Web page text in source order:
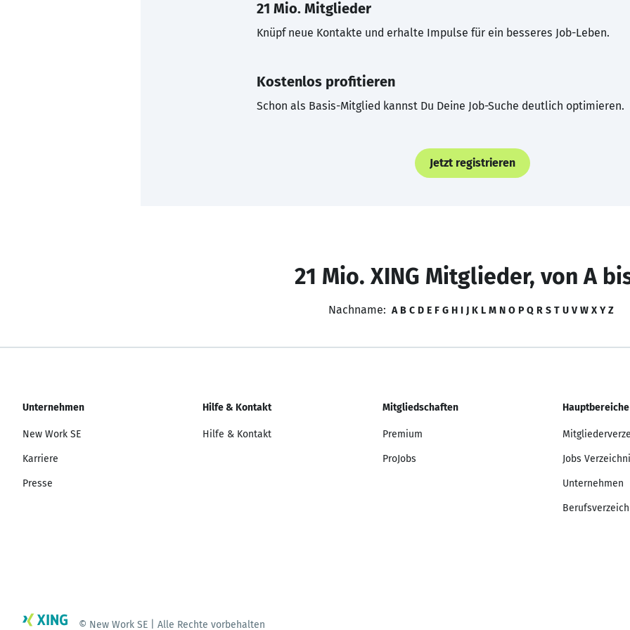
21 Mio. Mitglieder
Knüpf neue Kontakte und erhalte Impulse für ein besseres Job-Leben.
Kostenlos profitieren
Schon als Basis-Mitglied kannst Du Deine Job-Suche deutlich optimieren.
Jetzt registrieren
21 Mio. XING Mitglieder, von A
Nachname: A B C D E F G H I J K L M N O P Q R S T U V W X Y Z
Unternehmen
New Work SE
Karriere
Presse
Hilfe & Kontakt
Hilfe & Kontakt
Mitgliedschaften
Premium
ProJobs
Hauptbereiche
Jobs
Unternehmen
© New Work SE | Alle Rechte vorbehalten